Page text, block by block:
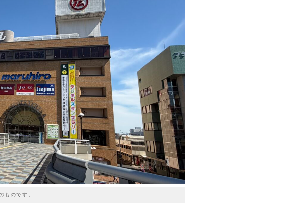
ものです。